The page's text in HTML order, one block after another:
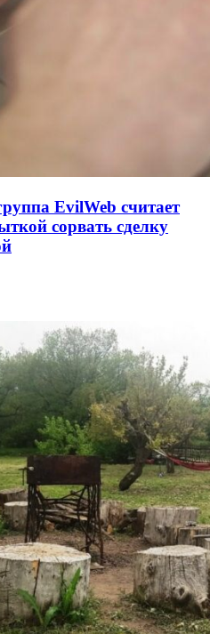
EvilWeb считает
сорвать сделку